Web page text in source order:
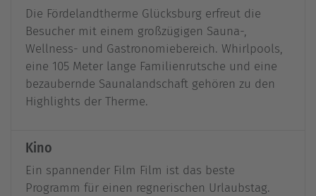
Die Fördelandtherme Glücksburg erfreut die
Besucher mit einem großzügigen Sauna-,
Wellness- und Gastronomiebereich. Whirlpools,
eine 105 Meter lange Familienrutsche und eine
bezaubernde Saunalandschaft gehören zu den
Highlights der Therme.
Kino
Ein spannender Film Film ist das beste
Programm für einen regnerischen Urlaubstag.